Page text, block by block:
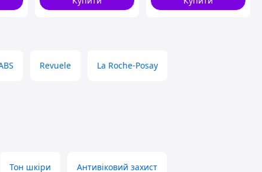
Revuele La Roche-Posay
Тон шкіри Антивіковий захист